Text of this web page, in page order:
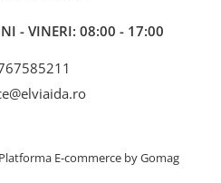
- VINERI: 08:00 - 17:00
Platforma E-commerce by Gomag